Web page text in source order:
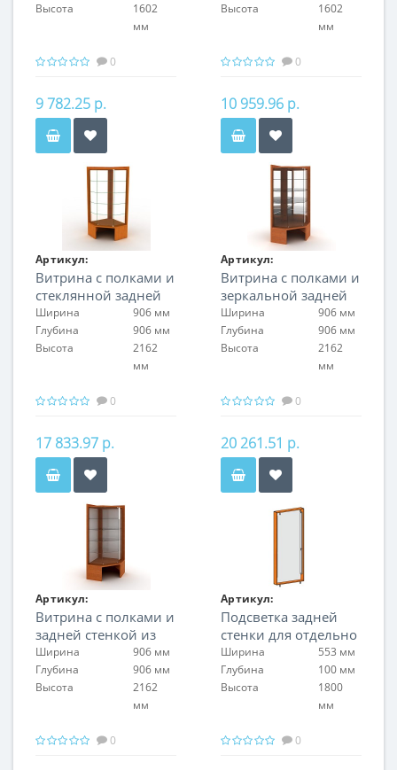
Высота
1602
мм
0
9 782.25 р.
Высота
1602
мм
0
10 959.96 р.
Артикул:
FIN.V.CON.H.GL.00
Витрина с полками и
стеклянной задней
стенкой
Ширина
906 мм
Глубина
906 мм
Высота
2162
мм
0
17 833.97 р.
Артикул:
FIN.V.CON.H.MR.00
Витрина с полками и
зеркальной задней
стенкой
Ширина
906 мм
Глубина
906 мм
Высота
2162
мм
0
20 261.51 р.
Артикул:
FIN.V.CON.H.MGL.00
Витрина с полками и
задней стенкой из
матового оргстекла
Ширина
906 мм
Глубина
906 мм
Высота
2162
мм
0
Артикул:
FIN.L.60.H.1LT.00
Подсветка задней
стенки для отдельно
стоящих витрин
FIN.V.60.H.MGL.00 с
задней стенкой из
Ширина
553 мм
Глубина
100 мм
Высота
1800
мм
0